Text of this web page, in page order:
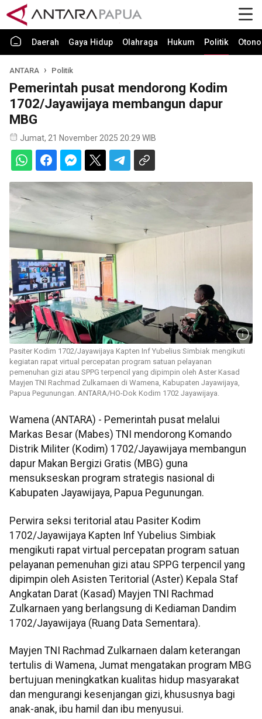
Daerah Gaya Hidup Olahraga Hukum Politik
ANTARA Politik
Pemerintah pusat mendorong Kodim
1702/Jayawijaya membangun dapur
MBG
Jumat, 21 November 2025 20:29 WIB
Pasiter Kodim 1702/Jayawijaya Kapten Inf Yubelius Simbiak mengikuti
kegiatan rapat virtual percepatan program satuan pelayanan
pemenuhan gizi atau SPPG terpencil yang dipimpin oleh Aster Kasad
Mayjen TNI Rachmad Zulkarnaen di Wamena, Kabupaten Jayawijaya,
Papua Pegunungan. ANTARA/HO-Dok Kodim 1702 Jayawijaya.
Wamena (ANTARA) - Pemerintah pusat melalui
Markas Besar (Mabes) TNI mendorong Komando
Distrik Militer (Kodim) 1702/Jayawijaya membangun
dapur Makan Bergizi Gratis (MBG) guna
mensukseskan program strategis nasional di
Kabupaten Jayawijaya, Papua Pegunungan.
Perwira seksi teritorial atau Pasiter Kodim
1702/Jayawijaya Kapten Inf Yubelius Simbiak
mengikuti rapat virtual percepatan program satuan
pelayanan pemenuhan gizi atau SPPG terpencil yang
dipimpin oleh Asisten Teritorial (Aster) Kepala Staf
Angkatan Darat (Kasad) Mayjen TNI Rachmad
Zulkarnaen yang berlangsung di Kediaman Dandim
1702/Jayawijaya (Ruang Data Sementara).
Mayjen TNI Rachmad Zulkarnaen dalam keterangan
tertulis di Wamena, Jumat mengatakan program MBG
bertujuan meningkatkan kualitas hidup masyarakat
dan mengurangi kesenjangan gizi, khususnya bagi
anak-anak, ibu hamil dan ibu menyusui.